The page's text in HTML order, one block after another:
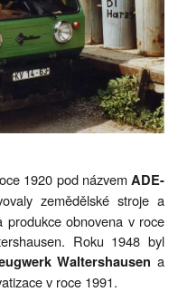
1920 pod názvemADE-
zemědělské stroje a
produkce obnovena v roce
Roku 1948 byl
Waltershausen a
v roce 1991.